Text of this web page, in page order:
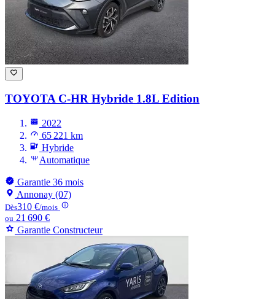
TOYOTA C-HR Hybride 1.8L Edition
2022
65 221 km
Hybride
Automatique
Garantie 36 mois
Annonay (07)
Dès310 €/mois
ou 21 690 €
Garantie Constructeur